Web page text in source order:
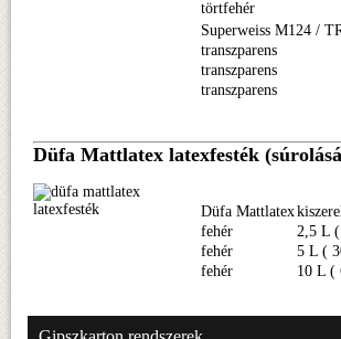
törtfehér
Superweiss M124 /
transzparens
transzparens
transzparens
Düfa Mattlatex latexfesték
Düfa Mattlatex
fehér
2,5 L (
fehér
5 L (
fehér
10 L (